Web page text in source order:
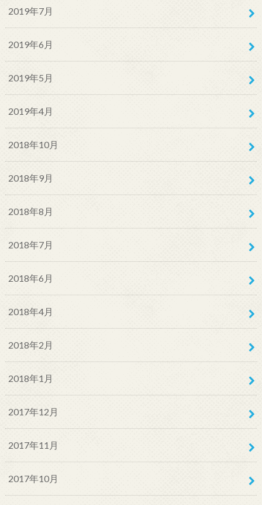
2019年7月
2019年6月
2019年5月
2019年4月
2018年10月
2018年9月
2018年8月
2018年7月
2018年6月
2018年4月
2018年2月
2018年1月
2017年12月
2017年11月
2017年10月